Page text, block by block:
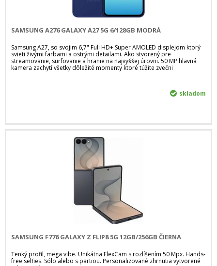
SAMSUNG A276 GALAXY A27 5G 6/128GB MODRÁ
Samsung A27, so svojim 6,7" Full HD+ Super AMOLED displejom ktorý
svieti živými farbami a ostrými detailami. Ako stvorený pre
streamovanie, surfovanie a hranie na najvyššej úrovni. 50 MP hlavná
kamera zachytí všetky dôležité momenty ktoré túžite zvečni
skladom
SAMSUNG F776 GALAXY Z FLIP8 5G 12GB/256GB ČIERNA
Tenký profil, mega vibe. Unikátna FlexCam s rozlíšením 50 Mpx. Hands-
free selfies. Sólo alebo s partiou. Personalizované zhrnutia vytvorené